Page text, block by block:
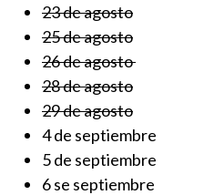
23 de agosto
25 de agosto
26 de agosto
28 de agosto
29 de agosto
4 de septiembre
5 de septiembre
6 se septiembre